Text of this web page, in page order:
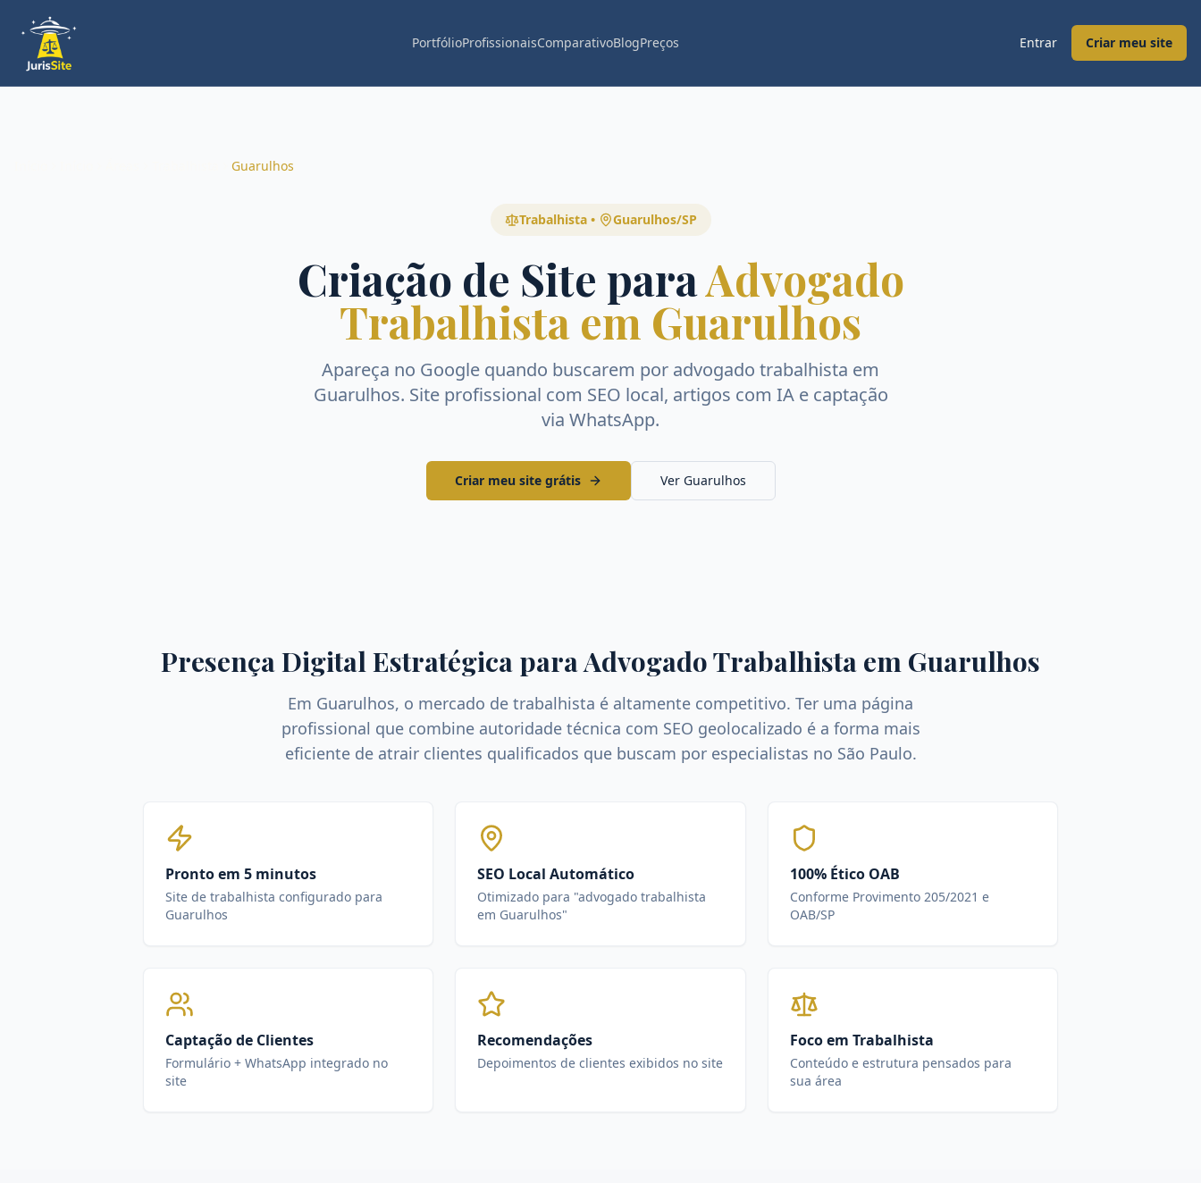
PortfólioProfissionaisComparativoBlogPreços Entrar Criar meu site
Guarulhos
Trabalhista • Guarulhos/SP
Criação de Site paraAdvogado
Trabalhista em Guarulhos
Apareça no Google quando buscarem por advogado trabalhista em
Guarulhos. Site profissional com SEO local, artigos com IA e captação
via WhatsApp.
Criar meu site grátis Ver Guarulhos
Presença Digital Estratégica paraAdvogado Trabalhista em Guarulhos
Em Guarulhos, o mercado de trabalhista é altamente competitivo. Ter uma página
profissional que combine autoridade técnica com SEO geolocalizado é a forma mais
eficiente de atrair clientes qualificados que buscam por especialistas no São Paulo.
Pronto em 5 minutos
Site de trabalhista configurado para
Guarulhos
SEO Local Automático
Otimizado para "advogado trabalhista
em Guarulhos"
100% Ético OAB
Conforme Provimento 205/2021 e
OAB/SP
Captação de Clientes
Formulário + WhatsApp integrado no
site
Recomendações
Depoimentos de clientes exibidos no site
Foco em Trabalhista
Conteúdo e estrutura pensados para
sua área